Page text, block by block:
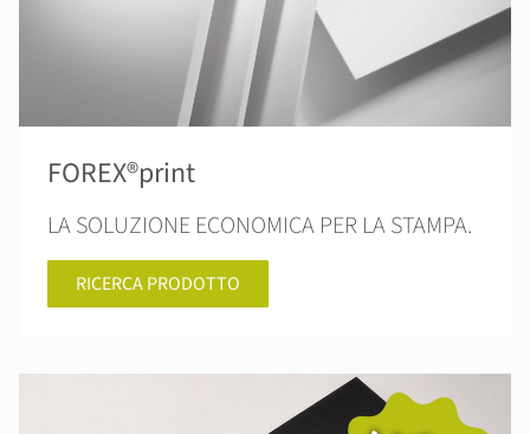
FOREX®print
LA SOLUZIONE ECONOMICA PER LA STAMPA.
RICERCA PRODOTTO